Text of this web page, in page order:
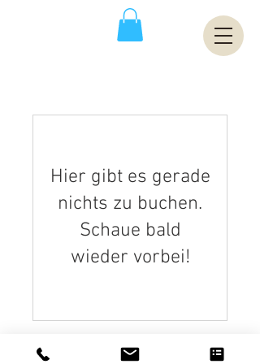
Hier gibt es gerade
nichts zu buchen.
Schaue bald
wieder vorbei!